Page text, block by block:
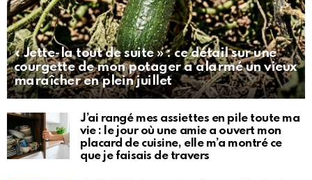
« Jette-la tout de suite » : ce détail sur une
courgette de mon potager a alarmé un vieux
maraîcher en plein juillet
J’ai rangé mes assiettes en pile toute ma
vie : le jour où une amie a ouvert mon
placard de cuisine, elle m’a montré ce
que je faisais de travers